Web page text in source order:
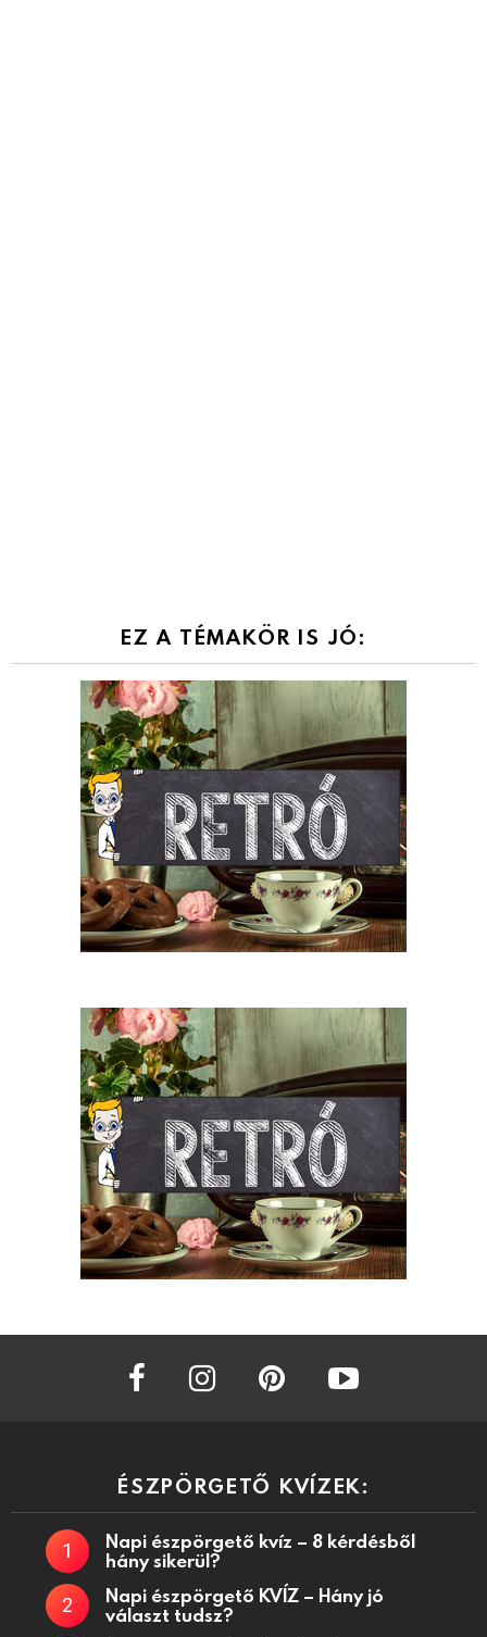
EZ A TÉMAKÖR IS JÓ:
facebook instagram
ÉSZPÖRGETŐ KVÍZEK:
Napi észpörgető kvíz – 8 kérdésből
hány sikerül?
Napi észpörgető KVÍZ – Hány jó
választ tudsz?